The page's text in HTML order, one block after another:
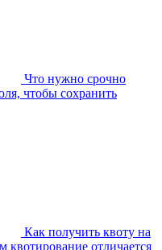
Что нужно срочно
чтобы сохранить
Как получить квоту на
квотирование отличается